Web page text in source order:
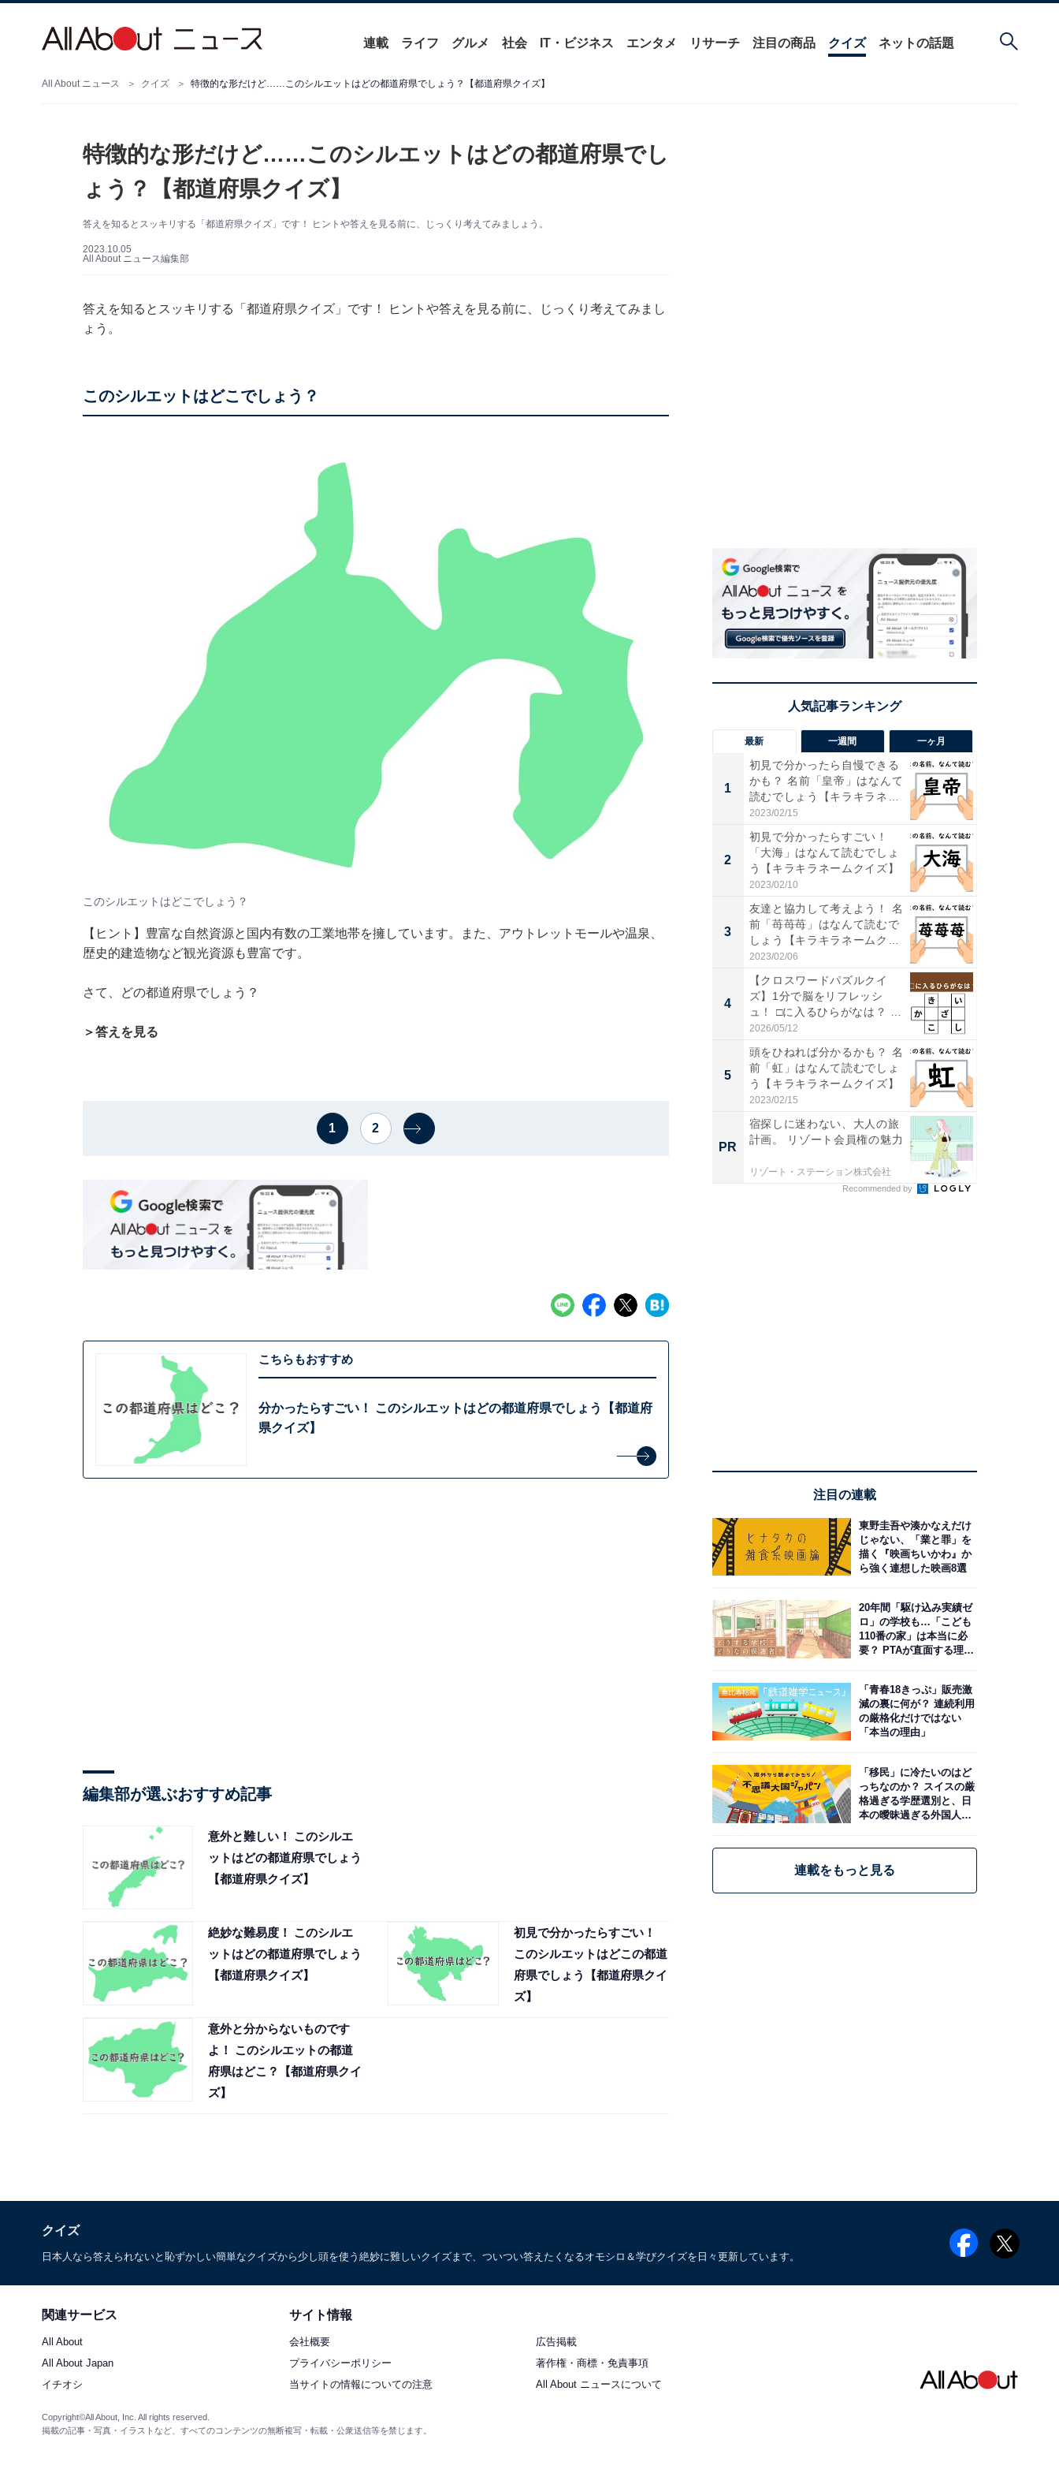
連載 ライフ グルメ 社会 IT・ビジネス エンタメ リサーチ 注目の商品 クイズ ネットの話題
All About ニュース クイズ 特徴的な形だけど……このシルエットはどの都道府県でしょう？【都道府県クイズ】
特徴的な形だけど……このシルエットはどの都道府県でし
ょう？【都道府県クイズ】
答えを知るとスッキリする「都道府県クイズ」です！ ヒントや答えを見る前に、じっくり考えてみましょう。
2023.10.05
All About ニュース編集部
答えを知るとスッキリする「都道府県クイズ」です！ ヒントや答えを見る前に、じっくり考えてみまし
ょう。
このシルエットはどこでしょう？
このシルエットはどこでしょう？
【ヒント】豊富な自然資源と国内有数の工業地帯を擁しています。また、アウトレットモールや温泉、
歴史的建造物など観光資源も豊富です。
さて、どの都道府県でしょう？
＞答えを見る
1 2
こちらもおすすめ
分かったらすごい！ このシルエットはどの都道府県でしょう【都道府
県クイズ】
編集部が選ぶおすすめ記事
意外と難しい！ このシルエ
ットはどの都道府県でしょう
【都道府県クイズ】
絶妙な難易度！ このシルエ
ットはどの都道府県でしょう
【都道府県クイズ】
初見で分かったらすごい！
このシルエットはどこの都道
府県でしょう【都道府県クイ
ズ】
意外と分からないものです
よ！ このシルエットの都道
府県はどこ？【都道府県クイ
ズ】
最新 一週間 一ヶ月
1
初見で分かったら自慢できる
かも？ 名前「皇帝」はなんて
読むでしょう【キラキラネ
ー...
2023/02/15
2
初見で分かったらすごい！
「大海」はなんて読むでしょ
う【キラキラネームクイズ】
2023/02/10
3
友達と協力して考えよう！ 名
前「苺苺苺」はなんて読むで
しょう【キラキラネームク
イ...
2023/02/06
4
【クロスワードパズルクイ
ズ】1分で脳をリフレッシ
ュ！ □に入るひらがなは？ 歴
史...
2026/05/12
5
頭をひねれば分かるかも？ 名
前「虹」はなんて読むでしょ
う【キラキラネームクイズ】
2023/02/15
PR
宿探しに迷わない、大人の旅
計画。 リゾート会員権の魅力
リゾート・ステーション株式会社
Recommended by
注目の連載
東野圭吾や湊かなえだけ
じゃない、「業と罪」を
描く『映画ちいかわ』か
ら強く連想した映画8選
20年間「駆け込み実績ゼ
ロ」の学校も…「こども
110番の家」は本当に必
要？ PTAが直面する理想
「青春18きっぷ」販売激
減の裏に何が？ 連続利用
の厳格化だけではない
「本当の理由」
「移民」に冷たいのはど
っちなのか？ スイスの厳
格過ぎる学歴選別と、日
本の曖昧過ぎる外国人政
連載をもっと見る
クイズ
日本人なら答えられないと恥ずかしい簡単なクイズから少し頭を使う絶妙に難しいクイズまで、ついつい答えたくなるオモシロ＆学びクイズを日々更新しています。
関連サービス
All About
All About Japan
イチオシ
サイト情報
会社概要
広告掲載
プライバシーポリシー
著作権・商標・免責事項
当サイトの情報についての注意
All About ニュースについて
Copyright©All About, Inc. All rights reserved.
掲載の記事・写真・イラストなど、すべてのコンテンツの無断複写・転載・公衆送信等を禁じます。